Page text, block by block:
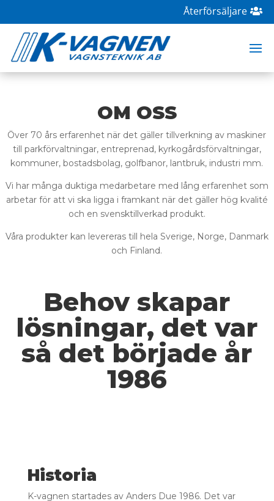
Återförsäljare
OM OSS
Över 70 års erfarenhet när det gäller tillverkning av maskiner
till parkförvaltningar, entreprenad, kyrkogårdsförvaltningar,
kommuner, bostadsbolag, golfbanor, lantbruk, industri mm.
Vi har många duktiga medarbetare med lång erfarenhet som
arbetar för att vi ska ligga i framkant när det gäller hög kvalité
och en svensktillverkad produkt.
Våra produkter kan levereras till hela Sverige, Norge, Danmark
och Finland.
Behov skapar
lösningar, det var
så det började år
1986
Historia
K-vagnen startades av Anders Due 1986. Det var